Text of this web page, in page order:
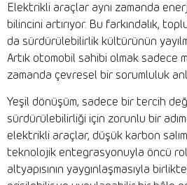
Elektrikli araçlar aynı zamanda
bilincini artırıyor. Bu farkındalık,
da sürdürülebilirlik kültürünün
Artık otomobil sahibi olmak sadece
zamanda çevresel bir sorumluluk
Yeşil dönüşüm, sadece bir tercih
sürdürülebilirliği için zorunlu bir
elektrikli araçlar, düşük karbon
teknolojik entegrasyonuyla öncü
altyapısının yaygınlaşmasıyla